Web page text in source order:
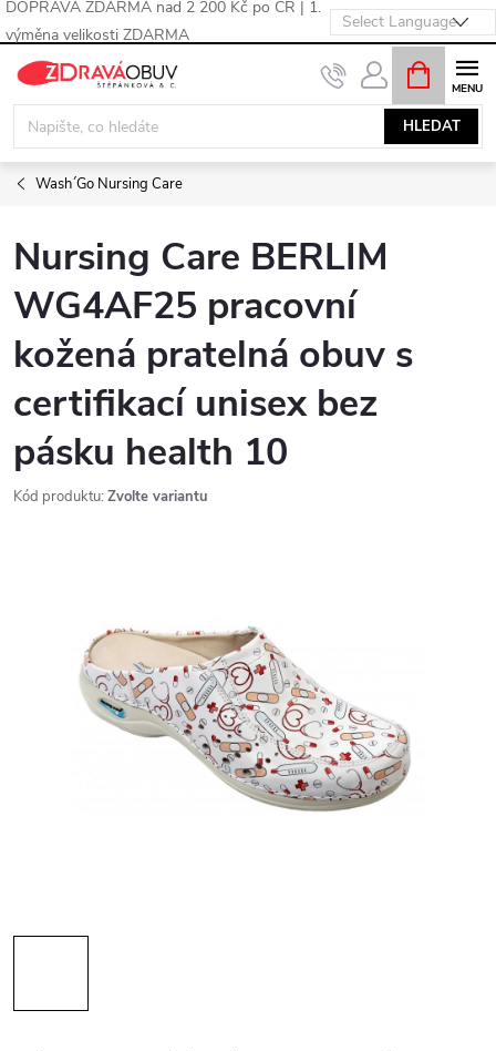
DOPRAVA ZDARMA nad 2 200 Kč po ČR | 1.
výměna velikosti ZDARMA
Přejít
obsah
HLEDAT
NÁKUPNÍ
KOŠÍK
Wash´Go Nursing Care
Nursing Care BERLIM
WG4AF25 pracovní
kožená pratelná obuv s
certifikací unisex bez
pásku health 10
Kód produktu: Zvolte variantu